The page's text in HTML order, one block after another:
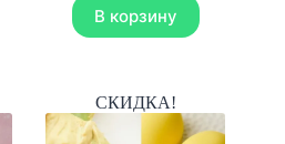
В корзину
СКИДКА!